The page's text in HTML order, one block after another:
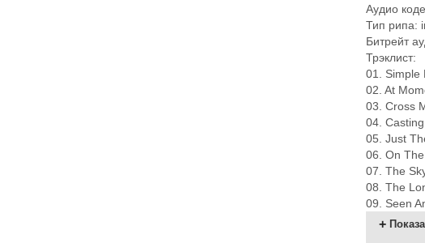
Аудио
Тип рипа:
Битрейт
Трэклист:
01. Simple
02. At
03. Cross
04.
05. Just
06. On
07. The
08. The
09. Seen